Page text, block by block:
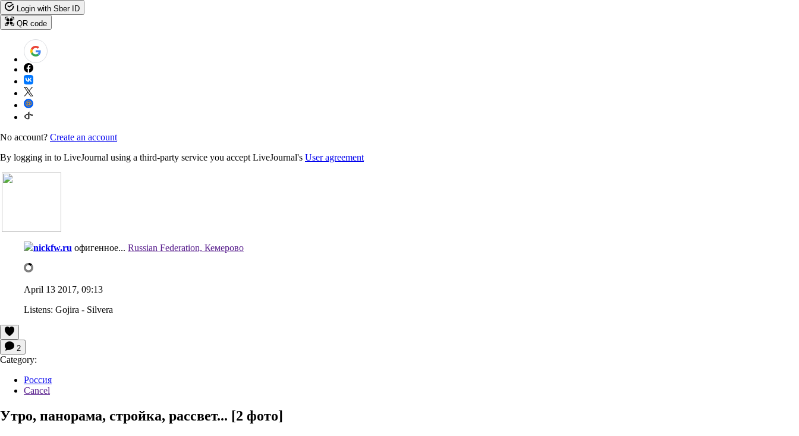
Login with Sber ID
QR code
No account? Create an account
By logging in to LiveJournal using a third-party service you accept LiveJournal's User agreement
nickfw.ru офигенное... Russian Federation, Кемерово
April 13 2017, 09:13
Listens: Gojira - Silvera
2
Category:
Россия
Cancel
Утро, панорама, стройка, рассвет... [2 фото]